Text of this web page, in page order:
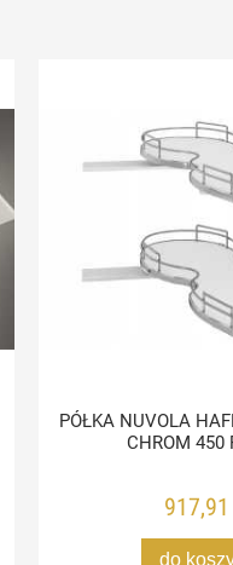
PÓŁKA NUVOLA
CHROM 450
917,91
do